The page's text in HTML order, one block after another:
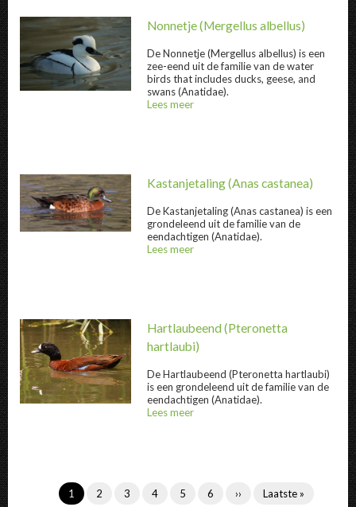
Nonnetje " title="Nonnetje" />
Nonnetje(Mergellus albellus)
DeNonnetje(Mergellus albellus) is een
zee-eend uit de familie van de water
birds that includes ducks, geese, and
swans (Anatidae).
Lees meer
Kastanjetaling " title="Kastanjetaling
Kastanjetaling(Anas castanea)
DeKastanjetaling(Anas castanea) is een
grondeleend uit de familie van de
eendachtigen (Anatidae).
Lees meer
Hartlaubeend " title="Hartlaubeend
Hartlaubeend (Pteronetta
hartlaubi)
DeHartlaubeend (Pteronetta hartlaubi)
is een grondeleend uit de familie van de
eendachtigen (Anatidae).
Lees meer
Paginering Huidige
1
Inhoud
2
Inhoud
3
Inhoud
4
Inhoud
5
Inhoud
6
Volgende
››
Laatste
Laatste »